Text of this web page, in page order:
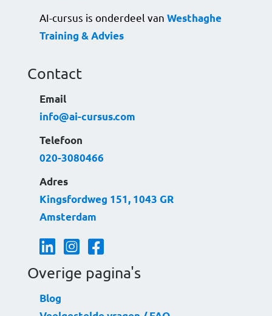
:
AI-cursus is onderdeel van Westhaghe
Training & Advies
Contact
Email
info@ai-cursus.com
Telefoon
020-3080466
Adres
Kingsfordweg 151, 1043 GR
Amsterdam
Linkedin button
Instagram button
Facebook button
Overige pagina's
Blog